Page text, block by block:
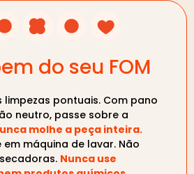
do seu FOM
limpezas pontuais. Com pano
neutro, passe sobre a
molhe a peça inteira.
máquina de lavar. Não
Nunca use